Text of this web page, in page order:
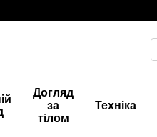
Догляд
за
тілом
Техніка